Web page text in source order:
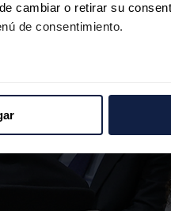
cambiar o retirar su
de consentimiento.
y los anuncios,
que haga del sitio web